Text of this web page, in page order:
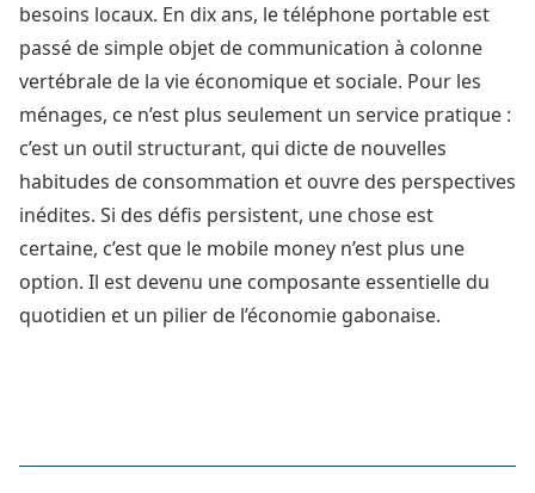
besoins locaux. En dix ans, le téléphone portable est
passé de simple objet de communication à colonne
vertébrale de la vie économique et sociale. Pour les
ménages, ce n’est plus seulement un service pratique :
c’est un outil structurant, qui dicte de nouvelles
habitudes de consommation et ouvre des perspectives
inédites. Si des défis persistent, une chose est
certaine, c’est que le mobile money n’est plus une
option. Il est devenu une composante essentielle du
quotidien et un pilier de l’économie gabonaise.